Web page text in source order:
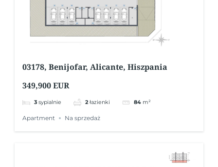
03178, Benijofar, Alicante, Hiszpania
349,900 EUR
3 sypialnie 2 łazienki 84 m²
Apartment Na sprzedaż